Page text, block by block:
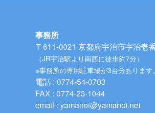
事務所
〒611-0021 京都府宇治市宇治壱
（JR宇治駅より南西に徒歩約7分）
※事務所の専用駐車場が3台分あります。
電話 : 0774-54-0703
FAX : 0774-23-1044
email : yamanoi@yamanoi.net